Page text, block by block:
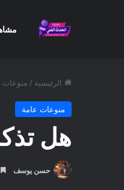
الرئيسية / منوعات
منوعات عامة
هل
حسن يوسف